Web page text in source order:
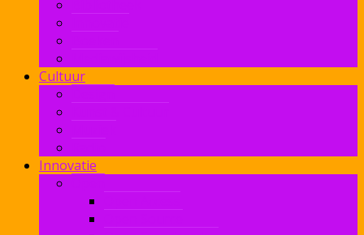
Cultuur
Innovatie